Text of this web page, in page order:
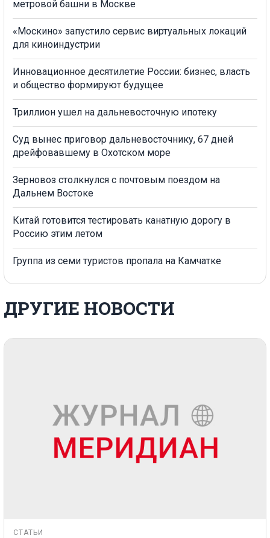
метровой башни в Москве
«Москино» запустило сервис виртуальных локаций
для киноиндустрии
Инновационное десятилетие России: бизнес, власть
и общество формируют будущее
Триллион ушел на дальневосточную ипотеку
Суд вынес приговор дальневосточнику, 67 дней
дрейфовавшему в Охотском море
Зерновоз столкнулся с почтовым поездом на
Дальнем Востоке
Китай готовится тестировать канатную дорогу в
Россию этим летом
Группа из семи туристов пропала на Камчатке
ДРУГИЕ НОВОСТИ
СТАТЬИ